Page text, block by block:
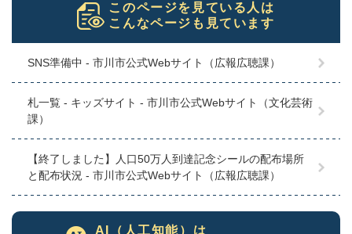
このページを見ている人は
こんなページも見ています
SNS準備中 - 市川市公式Webサイト（広報広聴課）
札一覧 - キッズサイト - 市川市公式Webサイト（文化芸術
課）
【終了しました】人口50万人到達記念シールの配布場所
と配布状況 - 市川市公式Webサイト（広報広聴課）
AI（人工知能）は